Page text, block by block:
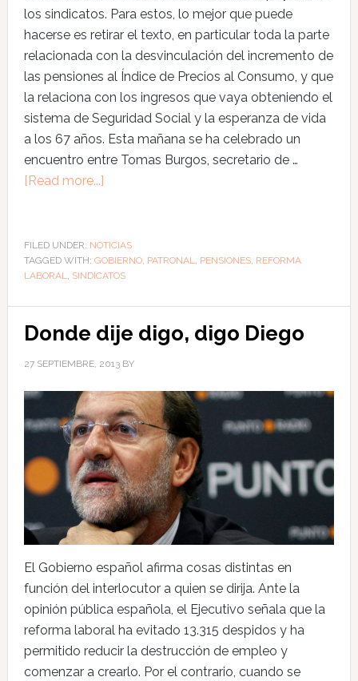
los sindicatos. Para estos, lo mejor que puede
hacerse es retirar el texto, en particular toda la parte
relacionada con la desvinculación del incremento de
las pensiones al Índice de Precios al Consumo, y que
la relaciona con los ingresos que vaya obteniendo el
sistema de Seguridad Social y la esperanza de vida
a los 67 años. Esta mañana se ha celebrado un
encuentro entre Tomas Burgos, secretario de …
[Read more...]
FILED UNDER: NOTICIAS
TAGGED WITH: GOBIERNO, PATRONAL PENSIONES, REFORMA
LABORAL
SINDICATOS
Donde dije digo, digo Diego
27 SEPTIEMBRE, 2013BY
El Gobierno español afirma cosas distintas en
función del interlocutor a quien se dirija. Ante la
opinión pública española, el Ejecutivo señala que la
reforma laboral ha evitado 13.315 despidos y ha
permitido reducir la destrucción de empleo y
comenzar a crearlo. Por el contrario, cuando se